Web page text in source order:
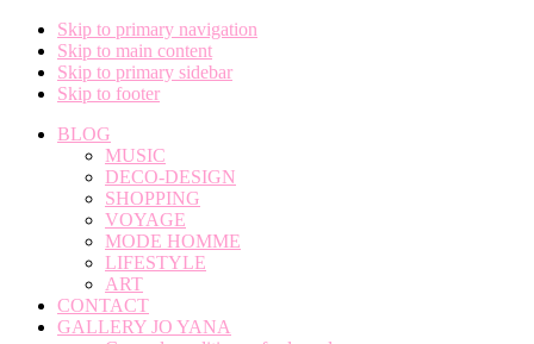
Skip to primary navigation
Skip to main content
Skip to primary sidebar
Skip to footer
BLOG
MUSIC
DECO-DESIGN
SHOPPING
VOYAGE
MODE HOMME
LIFESTYLE
ART
CONTACT
GALLERY JO YANA